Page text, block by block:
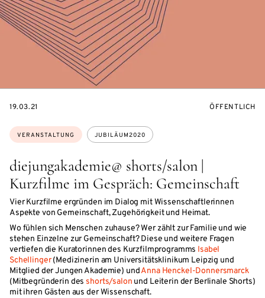
diejungakademie@ shorts/salon |
Kurzfilme im Gespräch: Gemeinschaft
Vier Kurzfilme ergründen im Dialog mit Wissenschaftlerinnen
Aspekte von Gemeinschaft, Zugehörigkeit und Heimat.
Wo fühlen sich Menschen zuhause? Wer zählt zur Familie und wie
stehen Einzelne zur Gemeinschaft? Diese und weitere Fragen
vertiefen die Kuratorinnen des Kurzfilmprogramms Isabel
Schellinger(Medizinerin am Universitätsklinikum Leipzig und
Mitglied der Jungen Akademie) undAnna Henckel-Donnersmarck
(Mitbegründerin desshorts/salon und Leiterin der Berlinale Shorts)
mit ihren Gästen aus der Wissenschaft.
Themen:
VERANSTALTUNG JUBILÄUM2020
EVENTBEGINSON
19.03.21 ÖFFENTLICH